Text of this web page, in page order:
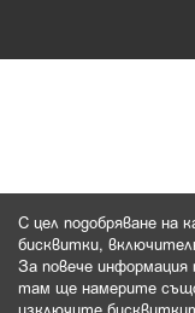
С цел подобряване на
бисквитки,
За повече
там ще намерите